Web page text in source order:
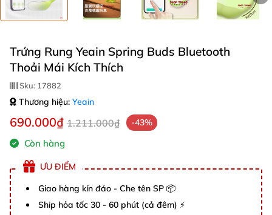
Trứng Rung Yeain Spring Buds Bluetooth
Thoải Mái Kích Thích
Sku: 17882
Thương hiệu: Yeain
690.000₫ 1.211.000₫ -43%
Còn hàng
ƯU ĐIỂM
Giao hàng kín đáo - Che tên SP 📦
Ship hỏa tốc 30 - 60 phút (cả đêm) ⚡